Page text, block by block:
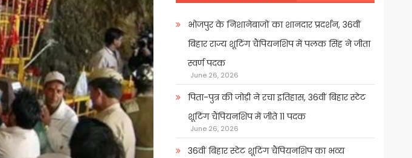
भोजपुर के निशानेबाजों का शानदार प्रदर्शन, 36वीं
बिहार राज्य शूटिंग चैंपियनशिप में पलक सिंह ने जीता
स्वर्ण पदक
June 26, 2026
पिता-पुत्र की जोड़ी ने रचा इतिहास, 36वीं बिहार स्टेट
शूटिंग चैंपियनशिप में जीते 11 पदक
June 26, 2026
36वीं बिहार स्टेट शूटिंग चैंपियनशिप का भव्य